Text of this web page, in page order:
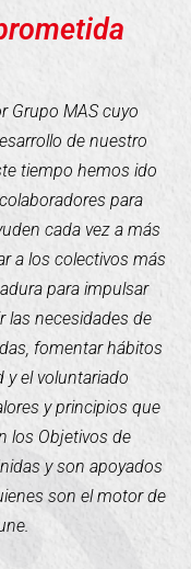
Grupo MAS cuyo
de nuestro
tiempo hemos ido
para
cada vez a más
a los colectivos más
para impulsar
las necesidades de
fomentar hábitos
y el voluntariado
y principios que
los Objetivos de
y son apoyados
son el motor de